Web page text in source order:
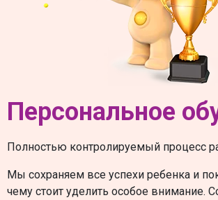
Персональное
Полностью контролируемый процесс
Мы сохраняем все успехи ребенка и
чему стоит уделить особое внимание.